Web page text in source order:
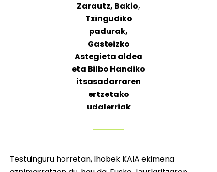
Zarautz, Bakio,
Txingudiko
padurak,
Gasteizko
Astegieta aldea
eta Bilbo Handiko
itsasadarraren
ertzetako
udalerriak
Testuinguru horretan, Ihobek KAIA ekimena